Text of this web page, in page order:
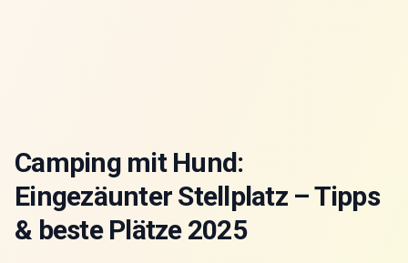
Camping mit Hund:
Eingezäunter Stellplatz – Tipps
& beste Plätze 2025